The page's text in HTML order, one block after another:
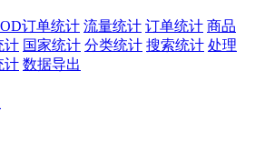
订单统计 流量统计 订单统计 商品
计 国家统计 分类统计 搜索统计 处理
计 数据导出